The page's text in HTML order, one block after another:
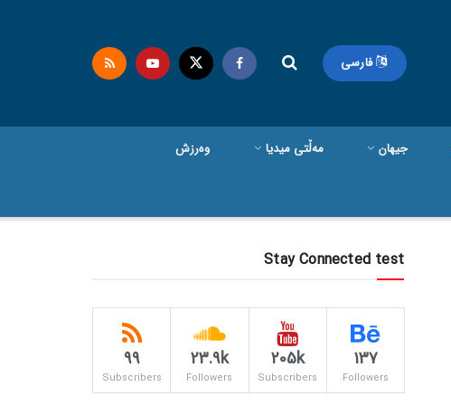
فارسی
جیهان مەڵتی میدیا وەرزش
Stay Connected test
137
Followers
205k
Subscribers
23.9k
Followers
99
Subscribers